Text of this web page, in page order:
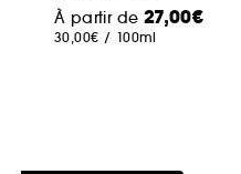
À partir de 27,00€
30,00€ / 100ml